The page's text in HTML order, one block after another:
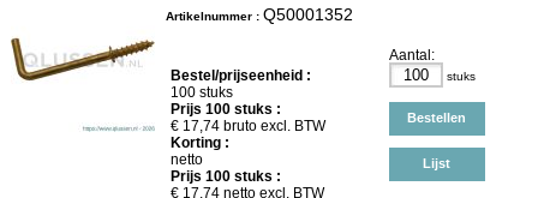
Artikelnummer : Q50001352
Bestel/prijseenheid :
100 stuks
Prijs 100stuks :
€ 17,74bruto excl. BTW
Korting :
netto
Prijs 100stuks :
€ 17,74netto excl. BTW
Aantal:
stuks
Bestellen
Lijst